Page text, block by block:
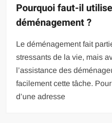
Pourquoi faut-il
déménagement ?
Le déménagement fait
stressants de la vie, mais
l’assistance des
facilement cette tâche.
d’une adresse